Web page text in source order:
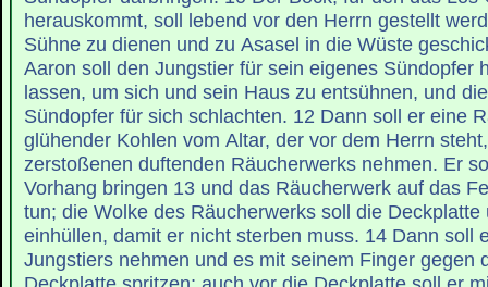
herauskommt, soll lebend vor den Herrn gestellt
Sühne zu dienen und zu Asasel in die Wüste
Aaron soll den Jungstier für sein eigenes Sündopfer
lassen, um sich und sein Haus zu entsühnen, und
Sündopfer für sich schlachten. 12 Dann soll er eine
glühender Kohlen vom Altar, der vor dem Herrn
zerstoßenen duftenden Räucherwerks nehmen. Er
Vorhang bringen 13 und das Räucherwerk auf das
tun; die Wolke des Räucherwerks soll die Deckplatte
einhüllen, damit er nicht sterben muss. 14 Dann soll
Jungstiers nehmen und es mit seinem Finger gegen